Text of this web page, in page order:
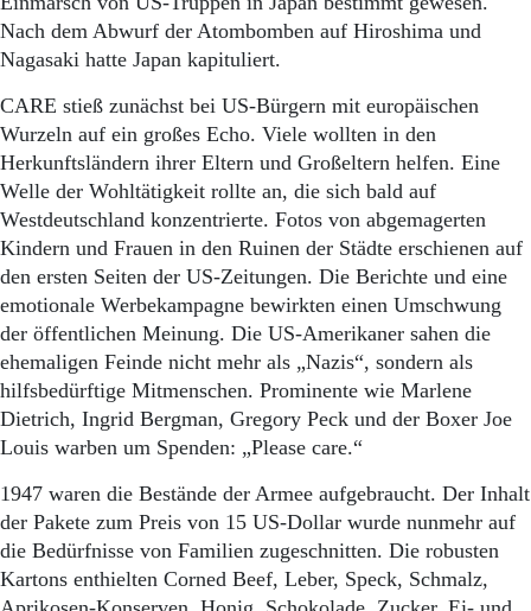
Nach dem Abwurf der Atombomben auf Hiroshima und
Nagasaki hatte Japan kapituliert.
CARE stieß zunächst bei US-Bürgern mit europäischen
Wurzeln auf ein großes Echo. Viele wollten in den
Herkunftsländern ihrer Eltern und Großeltern helfen. Eine
Welle der Wohltätigkeit rollte an, die sich bald auf
Westdeutschland konzentrierte. Fotos von abgemagerten
Kindern und Frauen in den Ruinen der Städte erschienen auf
den ersten Seiten der US-Zeitungen. Die Berichte und eine
emotionale Werbekampagne bewirkten einen Umschwung
der öffentlichen Meinung. Die US-Amerikaner sahen die
ehemaligen Feinde nicht mehr als „Nazis“, sondern als
hilfsbedürftige Mitmenschen. Prominente wie Marlene
Dietrich, Ingrid Bergman, Gregory Peck und der Boxer Joe
Louis warben um Spenden: „Please care.“
1947 waren die Bestände der Armee aufgebraucht. Der Inhalt
der Pakete zum Preis von 15 US-Dollar wurde nunmehr auf
die Bedürfnisse von Familien zugeschnitten. Die robusten
Kartons enthielten Corned Beef, Leber, Speck, Schmalz,